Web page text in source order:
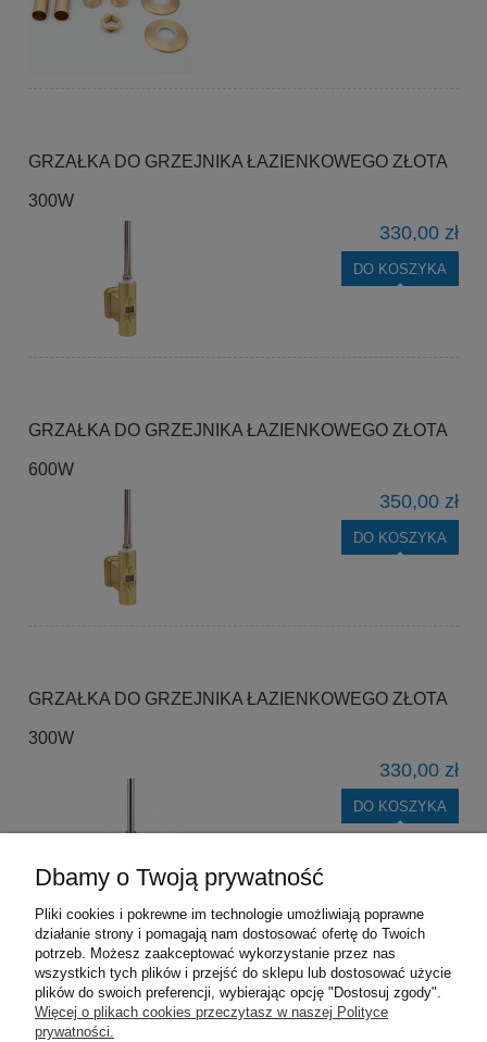
GRZAŁKA DO GRZEJNIKA ŁAZIENKOWEGO ZŁOTA
300W
330,00 zł
DO KOSZYKA
GRZAŁKA DO GRZEJNIKA ŁAZIENKOWEGO ZŁOTA
600W
350,00 zł
DO KOSZYKA
GRZAŁKA DO GRZEJNIKA ŁAZIENKOWEGO ZŁOTA
300W
330,00 zł
DO KOSZYKA
Pomoc
Dbamy o Twoją prywatność
Pliki cookies i pokrewne im technologie umożliwiają poprawne
działanie strony i pomagają nam dostosować ofertę do Twoich
potrzeb. Możesz zaakceptować wykorzystanie przez nas
wszystkich tych plików i przejść do sklepu lub dostosować użycie
plików do swoich preferencji, wybierając opcję "Dostosuj zgody".
Więcej o plikach cookies przeczytasz w naszej Polityce
prywatności.